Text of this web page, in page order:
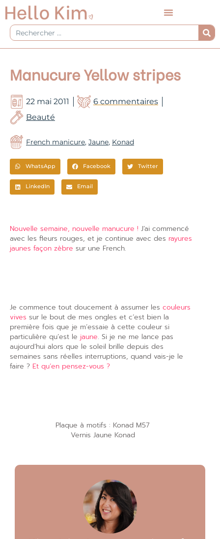
Aller
au
contenu
Rechercher
Manucure Yellow stripes
22 mai 2011
6 commentaires
Beauté
French manicure, Jaune, Konad
WhatsApp Facebook Twitter
LinkedIn Email
Nouvelle semaine, nouvelle manucure ! J’ai commencé
avec les fleurs rouges, et je continue avec des rayures
jaunes façon zèbre sur une French.
Je commence tout doucement à assumer les couleurs
vives sur le bout de mes ongles et c’est bien la
première fois que je m’essaie à cette couleur si
particulière qu’est le jaune. Si je ne me lance pas
aujourd’hui alors que le soleil brille depuis des
semaines sans réelles interruptions, quand vais-je le
faire ? Et qu’en pensez-vous ?
Plaque à motifs : Konad M57
Vernis Jaune Konad